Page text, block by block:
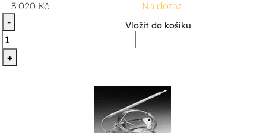
3 020 Kč
Na dotaz
-
+
Vložit do košíku